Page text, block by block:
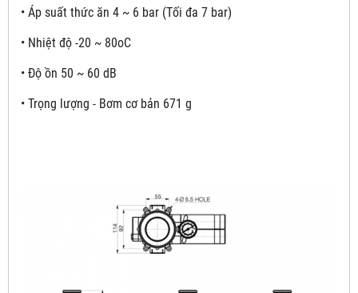
• Áp suất thức ăn 4 ~ 6 bar (Tối đa 7 bar)
• Nhiệt độ -20 ~ 80oC
• Độ ồn 50 ~ 60 dB
• Trọng lượng - Bơm cơ bản 671 g